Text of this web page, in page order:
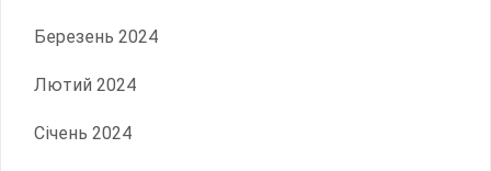
Березень 2024
Лютий 2024
Січень 2024